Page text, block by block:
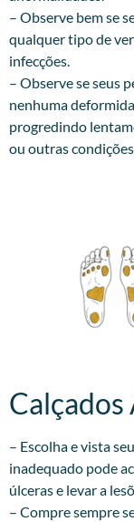
– Observe bem se
qualquer tipo de
infecções.
– Observe se seus
nenhuma
progredindo
ou outras
Calçados
– Escolha e vista
inadequado pode
úlceras e levar a
– Compre sempre